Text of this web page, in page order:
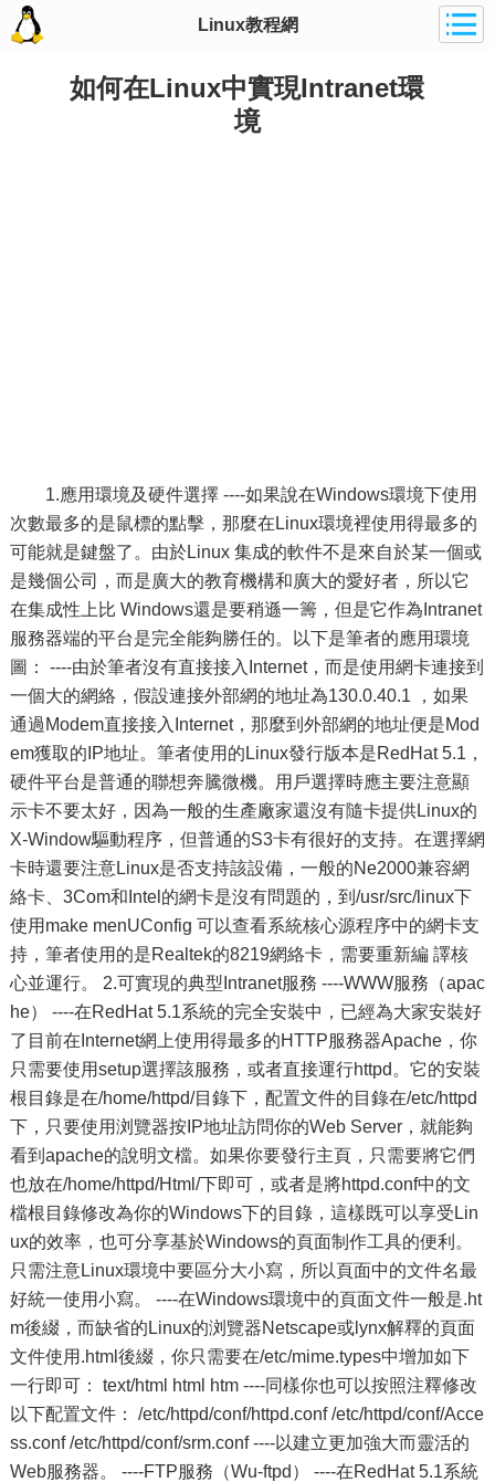
Linux教程網
如何在Linux中實現Intranet環
境
1.應用環境及硬件選擇 ----如果說在Windows環境下使用
次數最多的是鼠標的點擊，那麼在Linux環境裡使用得最多的
可能就是鍵盤了。由於Linux 集成的軟件不是來自於某一個或
是幾個公司，而是廣大的教育機構和廣大的愛好者，所以它
在集成性上比 Windows還是要稍遜一籌，但是它作為Intranet
服務器端的平台是完全能夠勝任的。以下是筆者的應用環境
圖： ----由於筆者沒有直接接入Internet，而是使用網卡連接到
一個大的網絡，假設連接外部網的地址為130.0.40.1 ，如果
通過Modem直接接入Internet，那麼到外部網的地址便是Mod
em獲取的IP地址。筆者使用的Linux發行版本是RedHat 5.1，
硬件平台是普通的聯想奔騰微機。用戶選擇時應主要注意顯
示卡不要太好，因為一般的生產廠家還沒有隨卡提供Linux的
X-Window驅動程序，但普通的S3卡有很好的支持。在選擇網
卡時還要注意Linux是否支持該設備，一般的Ne2000兼容網
絡卡、3Com和Intel的網卡是沒有問題的，到/usr/src/linux下
使用make menUConfig 可以查看系統核心源程序中的網卡支
持，筆者使用的是Realtek的8219網絡卡，需要重新編 譯核
心並運行。 2.可實現的典型Intranet服務 ----WWW服務（apac
he） ----在RedHat 5.1系統的完全安裝中，已經為大家安裝好
了目前在Internet網上使用得最多的HTTP服務器Apache，你
只需要使用setup選擇該服務，或者直接運行httpd。它的安裝
根目錄是在/home/httpd/目錄下，配置文件的目錄在/etc/httpd
下，只要使用浏覽器按IP地址訪問你的Web Server，就能夠
看到apache的說明文檔。如果你要發行主頁，只需要將它們
也放在/home/httpd/Html/下即可，或者是將httpd.conf中的文
檔根目錄修改為你的Windows下的目錄，這樣既可以享受Lin
ux的效率，也可分享基於Windows的頁面制作工具的便利。
只需注意Linux環境中要區分大小寫，所以頁面中的文件名最
好統一使用小寫。 ----在Windows環境中的頁面文件一般是.ht
m後綴，而缺省的Linux的浏覽器Netscape或lynx解釋的頁面
文件使用.html後綴，你只需要在/etc/mime.types中增加如下
一行即可： text/html html htm ----同樣你也可以按照注釋修改
以下配置文件： /etc/httpd/conf/httpd.conf /etc/httpd/conf/Acce
ss.conf /etc/httpd/conf/srm.conf ----以建立更加強大而靈活的
Web服務器。 ----FTP服務（Wu-ftpd） ----在RedHat 5.1系統